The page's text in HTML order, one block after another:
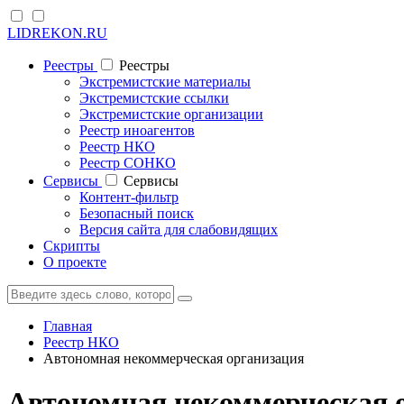
LIDREKON.RU
Реестры
Реестры
Экстремистские материалы
Экстремистские ссылки
Экстремистские организации
Реестр иноагентов
Реестр НКО
Реестр СОНКО
Cервисы
Cервисы
Контент-фильтр
Безопасный поиск
Версия сайта для слабовидящих
Скрипты
О проекте
Главная
Реестр НКО
Автономная некоммерческая организация